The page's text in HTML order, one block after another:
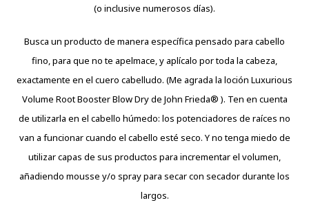
(o inclusive numerosos días).
Busca un producto de manera específica pensado para cabello
fino, para que no te apelmace, y aplícalo por toda la cabeza,
exactamente en el cuero cabelludo. (Me agrada la loción Luxurious
Volume Root Booster Blow Dry de John Frieda® ). Ten en cuenta
de utilizarla en el cabello húmedo: los potenciadores de raíces no
van a funcionar cuando el cabello esté seco. Y no tenga miedo de
utilizar capas de sus productos para incrementar el volumen,
añadiendo mousse y/o spray para secar con secador durante los
largos.